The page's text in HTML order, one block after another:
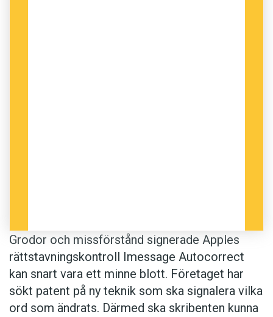
Grodor och missförstånd signerade Apples
rättstavningskontroll Imessage Autocorrect
kan snart vara ett minne blott. Företaget har
sökt patent på ny teknik som ska signalera vilka
ord som ändrats. Därmed ska skribenten kunna